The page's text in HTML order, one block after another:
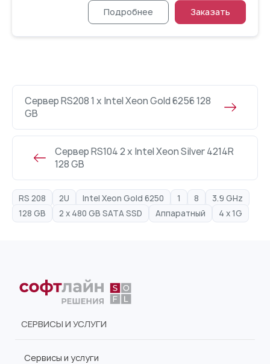
Подробнее Заказать
Сервер RS104 2 x Intel Xeon Silver 4214R
128 GB
Сервер RS208 1 x Intel Xeon Gold 6256 128
GB
RS 208 2U Intel Xeon Gold 6250 1 8
3.9 GHz
128 GB
2 x 480 GB SATA SSD Аппаратный 4 x 1G
СЕРВИСЫ И УСЛУГИ
Сервисы и услуги